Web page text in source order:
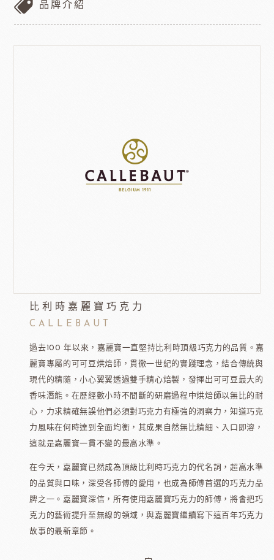
品牌介紹
比利時嘉麗寶巧克力
CALLEBAUT
過去100 年以來，嘉麗寶一直堅持比利時頂級巧克力的品質。嘉
麗寶專屬的可可豆烘焙師，貫徹一世紀的實踐理念，結合傳統與
現代的精隨，小心翼翼透過雙手精心焙製，發揮出可可豆最大的
香味潛能。在歷經數小時不間斷的研磨過程中烘焙師以無比的耐
心，力求精確無誤他們必須對巧克力有極強的洞察力，知道巧克
力風味在何時達到全面均衡，其成果自然無比精細、入口即溶，
這就是嘉麗寶一貫不變的最高水準。
在今天，嘉麗寶已然成為頂級比利時巧克力的代名詞，超高水準
的品質與口味，深受各師傅的愛用，也成為師傅首選的巧克力品
牌之一。嘉麗寶深信，所有使用嘉麗寶巧克力的師傅，將會把巧
克力的藝術提升至無線的領域，與嘉麗寶繼續寫下這百年巧克力
故事的最新章節。